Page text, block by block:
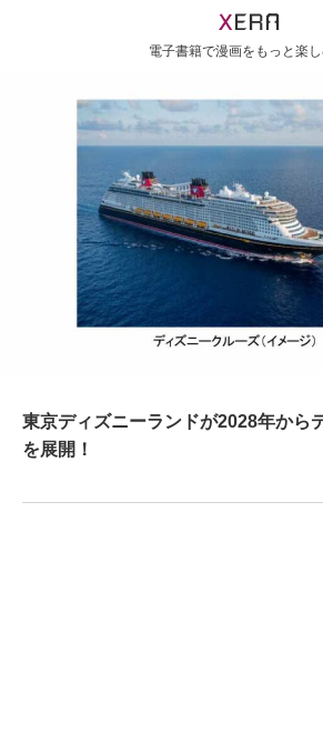
電子書籍で漫画をもっと楽し
東京ディズニーランドが2028年から
を展開！